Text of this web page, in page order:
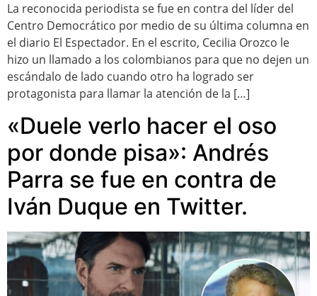
La reconocida periodista se fue en contra del líder del
Centro Democrático por medio de su última columna en
el diario El Espectador. En el escrito, Cecilia Orozco le
hizo un llamado a los colombianos para que no dejen un
escándalo de lado cuando otro ha logrado ser
protagonista para llamar la atención de la […]
«Duele verlo hacer el oso
por donde pisa»: Andrés
Parra se fue en contra de
Iván Duque en Twitter.